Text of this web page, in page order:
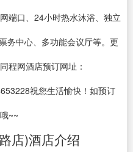
端口、24小时热水沐浴、独立
务中心、多功能会议厅等。更
程网酒店预订网址：
祝您生活愉快！如预订
~~
店)酒店介绍